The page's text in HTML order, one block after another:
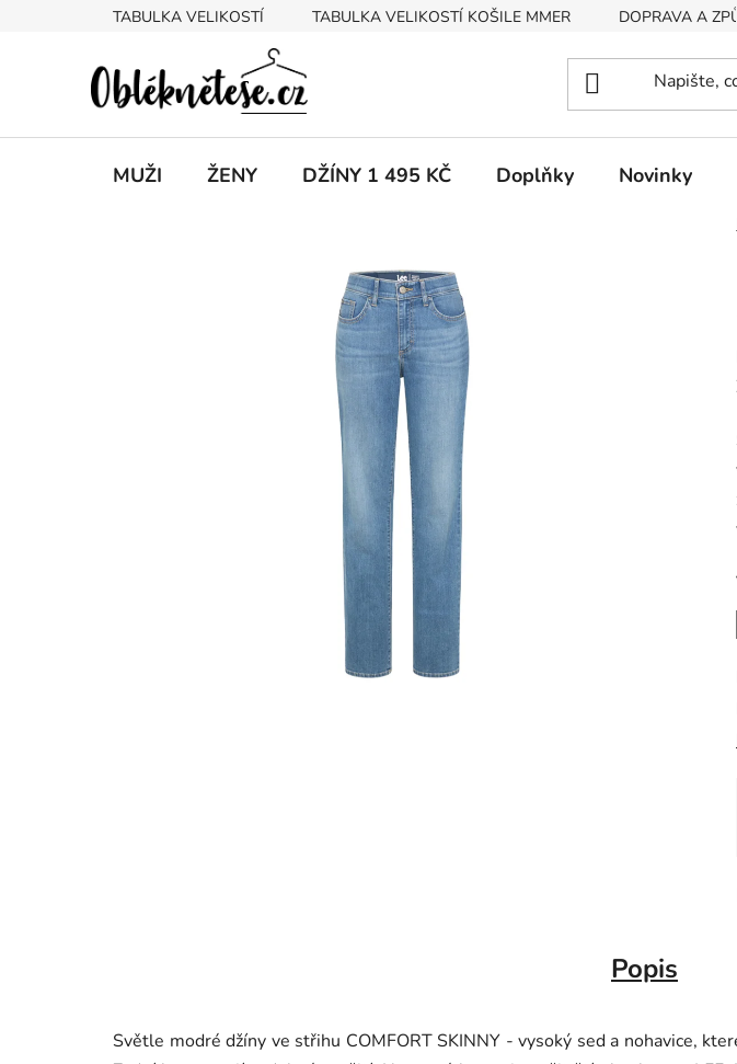
TABULKA VELIKOSTÍ TABULKA VELIKOSTÍ KOŠILE MMER DOPRAVA A
MUŽI ŽENY DŽÍNY 1 495 KČ Doplňky Novinky
Popis
Světle modré džíny ve střihu COMFORT SKINNY - vysoký sed a nohavice,